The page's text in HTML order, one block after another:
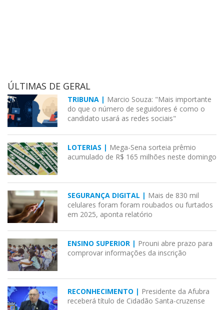
ÚLTIMAS DE GERAL
TRIBUNA | Marcio Souza: "Mais importante
do que o número de seguidores é como o
candidato usará as redes sociais"
LOTERIAS | Mega-Sena sorteia prêmio
acumulado de R$ 165 milhões neste domingo
SEGURANÇA DIGITAL | Mais de 830 mil
celulares foram foram roubados ou furtados
em 2025, aponta relatório
ENSINO SUPERIOR | Prouni abre prazo para
comprovar informações da inscrição
RECONHECIMENTO | Presidente da Afubra
receberá título de Cidadão Santa-cruzense